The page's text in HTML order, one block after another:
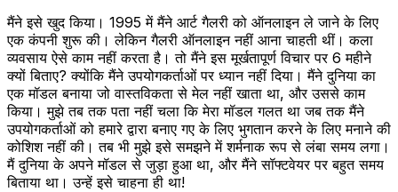
मैंने इसे खुद किया। 1995 में मैंने आर्ट गैलरी को ऑनलाइन ले जाने के लिए
एक कंपनी शुरू की। लेकिन गैलरी ऑनलाइन नहीं आना चाहती थीं। कला
व्यवसाय ऐसे काम नहीं करता है। तो मैंने इस मूर्खतापूर्ण विचार पर 6 महीने
क्यों बिताए? क्योंकि मैंने उपयोगकर्ताओं पर ध्यान नहीं दिया। मैंने दुनिया का
एक मॉडल बनाया जो वास्तविकता से मेल नहीं खाता था, और उससे काम
किया। मुझे तब तक पता नहीं चला कि मेरा मॉडल गलत था जब तक मैंने
उपयोगकर्ताओं को हमारे द्वारा बनाए गए के लिए भुगतान करने के लिए मनाने की
कोशिश नहीं की। तब भी मुझे इसे समझने में शर्मनाक रूप से लंबा समय लगा।
मैं दुनिया के अपने मॉडल से जुड़ा हुआ था, और मैंने सॉफ्टवेयर पर बहुत समय
बिताया था। उन्हें इसे चाहना ही था!